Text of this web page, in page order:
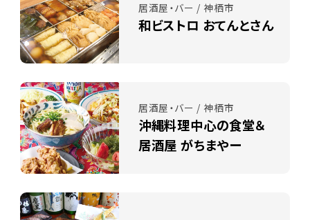
居酒屋・バー / 神栖市
和ビストロ おてんとさん
居酒屋・バー / 神栖市
沖縄料理中心の食堂＆
居酒屋 がちまやー